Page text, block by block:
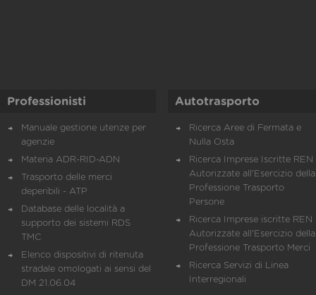
Professionisti
Manuale gestione utenze per
agenzie
Materia ADR-RID-ADN
Trasporto delle merci
deperibili - ATP
Database delle località a
supporto dei sistemi RDS
TMC
Elenco dispositivi di ritenuta
stradale omologati ai sensi del
DM 21.06.04
Autotrasporto
Ricerca Aree di Fermata e
Nulla Osta
Ricerca Imprese Iscritte REN
Autorizzate all'Esercizio della
Professione Trasporto
Persone
Ricerca Imprese iscritte REN
Autorizzate all'Esercizio della
Professione Trasporto Merci
Ricerca Servizi di Linea
Interregionali